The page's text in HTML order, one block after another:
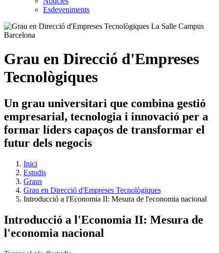
Esdeveniments
Grau en Direcció d'Empreses
Tecnològiques
Un grau universitari que combina gestió
empresarial, tecnologia i innovació per a
formar líders capaços de transformar el
futur dels negocis
Inici
Estudis
Graus
Grau en Direcció d'Empreses Tecnològiques
Introducció a l'Economia II: Mesura de l'economia nacional
Introducció a l'Economia II: Mesura de
l'economia nacional